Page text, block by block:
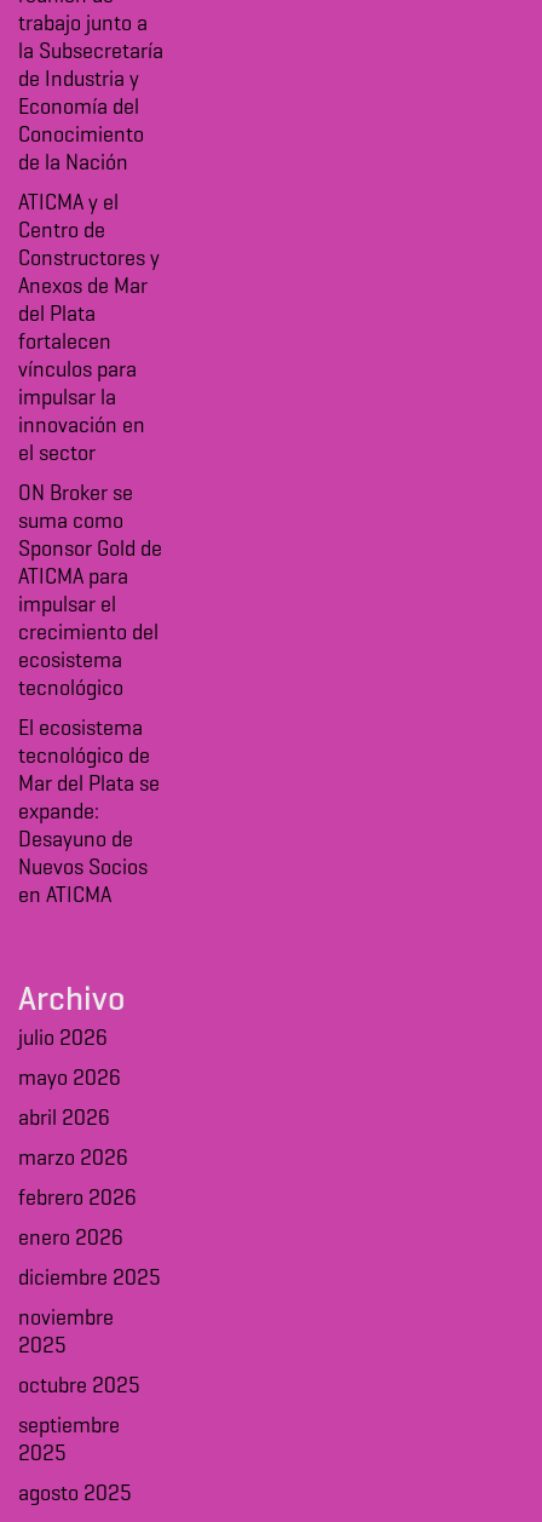
trabajo junto a
la Subsecretaría
de Industria y
Economía del
Conocimiento
de la Nación
ATICMA y el
Centro de
Constructores y
Anexos de Mar
del Plata
fortalecen
vínculos para
impulsar la
innovación en
el sector
ON Broker se
suma como
Sponsor Gold de
ATICMA para
impulsar el
crecimiento del
ecosistema
tecnológico
El ecosistema
tecnológico de
Mar del Plata se
expande:
Desayuno de
Nuevos Socios
en ATICMA
Archivo
julio 2026
mayo 2026
abril 2026
marzo 2026
febrero 2026
enero 2026
diciembre 2025
noviembre
2025
octubre 2025
septiembre
2025
agosto 2025